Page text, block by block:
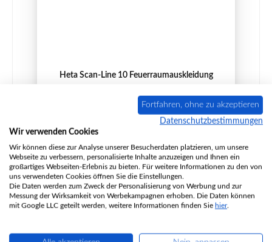
Heta Scan-Line 10 Feuerraumauskleidung
Produktnummer:
Hersteller:Heta
Regulärer Preis:
241,04 €
Sofort verfügbar, Lieferzeit: 2-4 Tage
Fortfahren, ohne zu akzeptieren
Datenschutzbestimmungen
Wir verwenden Cookies
Wir können diese zur Analyse unserer Besucherdaten platzieren, um unsere
Webseite zu verbessern, personalisierte Inhalte anzuzeigen und Ihnen ein
großartiges Webseiten-Erlebnis zu bieten. Für weitere Informationen zu den von
uns verwendeten Cookies öffnen Sie die Einstellungen.
Die Daten werden zum Zweck der Personalisierung von Werbung und zur
Messung der Wirksamkeit von Werbekampagnen erhoben. Die Daten können
mit Google LLC geteilt werden, weitere Informationen finden Sie hier.